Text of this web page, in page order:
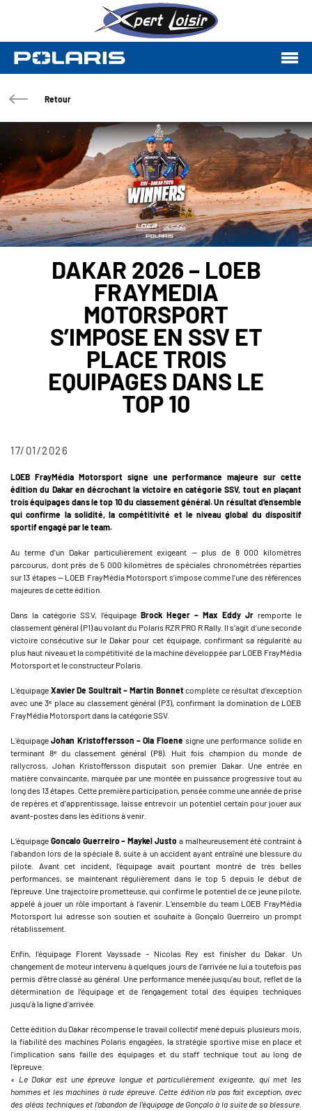
Retour
DAKAR 2026 – LOEB
FRAYMEDIA
MOTORSPORT
S’IMPOSE EN SSV ET
PLACE TROIS
EQUIPAGES DANS LE
TOP 10
17/01/2026
LOEB FrayMédia Motorsport signe une performance majeure sur cette
édition du Dakar en décrochant la victoire en catégorie SSV, tout en plaçant
trois équipages dans le top 10 du classement général. Un résultat d’ensemble
qui confirme la solidité, la compétitivité et le niveau global du dispositif
sportif engagé par le team.
Au terme d’un Dakar particulièrement exigeant — plus de 8 000 kilomètres
parcourus, dont près de 5 000 kilomètres de spéciales chronométrées réparties
sur 13 étapes — LOEB FrayMédia Motorsport s’impose comme l’une des références
majeures de cette édition.
Dans la catégorie SSV, l’équipageBrock Heger – Max Eddy Jrremporte le
classement général (P1) au volant du Polaris RZR PRO R Rally. Il s’agit d’une seconde
victoire consécutive sur le Dakar pour cet équipage, confirmant sa régularité au
plus haut niveau et la compétitivité de la machine développée par LOEB FrayMédia
Motorsport et le constructeur Polaris.
L’équipage Xavier De Soultrait – Martin Bonnetcomplète ce résultat d’exception
avec une 3ᵉ place au classement général (P3), confirmant la domination de LOEB
FrayMédia Motorsport dans la catégorie SSV.
L’équipageJohan Kristoffersson – Ola Floenesigne une performance solide en
terminant 8ᵉ du classement général (P8). Huit fois champion du monde de
rallycross, Johan Kristoffersson disputait son premier Dakar. Une entrée en
matière convaincante, marquée par une montée en puissance progressive tout au
long des 13 étapes. Cette première participation, pensée comme une année de prise
de repères et d’apprentissage, laisse entrevoir un potentiel certain pour jouer aux
avant-postes dans les éditions à venir.
L’équipage Goncalo Guerreiro – Maykel Justo a malheureusement été contraint à
l’abandon lors de la spéciale 8, suite à un accident ayant entraîné une blessure du
pilote. Avant cet incident, l’équipage avait pourtant montré de très belles
performances, se maintenant régulièrement dans le top 5 depuis le début de
l’épreuve. Une trajectoire prometteuse, qui confirme le potentiel de ce jeune pilote,
appelé à jouer un rôle important à l’avenir. L’ensemble du team LOEB FrayMédia
Motorsport lui adresse son soutien et souhaite à Gonçalo Guerreiro un prompt
rétablissement.
Enfin, l’équipage Florent Vayssade – Nicolas Rey est finisher du Dakar. Un
changement de moteur intervenu à quelques jours de l’arrivée ne lui a toutefois pas
permis d’être classé au général. Une performance menée jusqu’au bout, reflet de la
détermination de l’équipage et de l’engagement total des équipes techniques
jusqu’à la ligne d’arrivée.
Cette édition du Dakar récompense le travail collectif mené depuis plusieurs mois,
la fiabilité des machines Polaris engagées, la stratégie sportive mise en place et
l’implication sans faille des équipages et du staff technique tout au long de
l’épreuve.
« Le Dakar est une épreuve longue et particulièrement exigeante, qui met les
hommes et les machines à rude épreuve. Cette édition n’a pas fait exception, avec
des aléas techniques et l’abandon de l’équipage de Gonçalo à la suite de sa blessure.